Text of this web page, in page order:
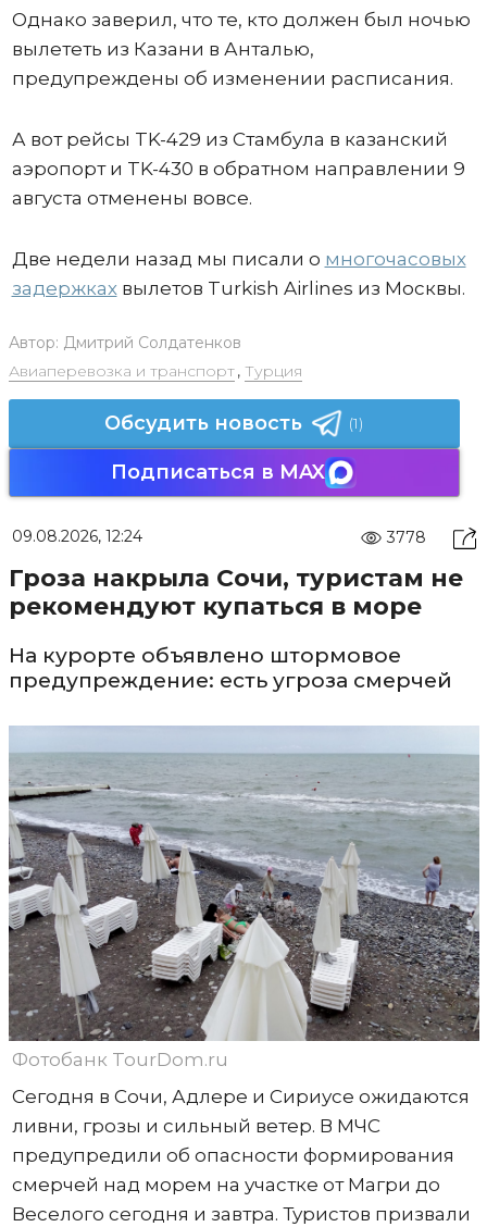
Однако заверил, что те, кто должен был ночью
вылететь из Казани в Анталью,
предупреждены об изменении расписания.
А вот рейсы TK-429 из Стамбула в казанский
аэропорт и TK-430 в обратном направлении 9
августа отменены вовсе.
Две недели назад мы писали о многочасовых
задержкахвылетов Turkish Airlines из Москвы.
Автор: Дмитрий Солдатенков
Авиаперевозка и транспорт, Турция
Обсудить новость (1)
Подписаться в MAX
09.08.2026, 12:24 3778
Гроза накрыла Сочи, туристам не
рекомендуют купаться в море
На курорте объявлено штормовое
предупреждение: есть угроза смерчей
Фотобанк TourDom.ru
Сегодня в Сочи, Адлере и Сириусе ожидаются
ливни, грозы и сильный ветер. В МЧС
предупредили об опасности формирования
смерчей над морем на участке от Магри до
Веселого сегодня и завтра. Туристов призвали